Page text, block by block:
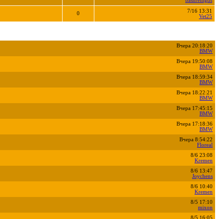
0
7/16 13:31
Vet25
Вчера 20:18:20
BMW
Вчера 19:50:08
BMW
Вчера 18:59:34
BMW
Вчера 18:22:21
BMW
Вчера 17:45:15
BMW
Вчера 17:18:36
BMW
Вчера 8:54:22
Floreal
8/6 23:08
Kremen
8/6 13:47
Joychens
8/6 10:40
Kremen
8/5 17:10
mixon
8/5 16:05